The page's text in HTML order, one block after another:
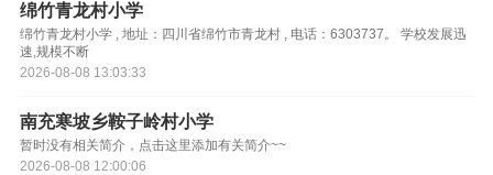
绵竹青龙村小学
绵竹青龙村小学 , 地址：四川省绵竹市青龙村 , 电话：6303737。 学校发展迅
速,规模不断
2026-08-08 13:03:33
南充寒坡乡鞍子岭村小学
暂时没有相关简介，点击这里添加有关简介~~
2026-08-08 12:00:06